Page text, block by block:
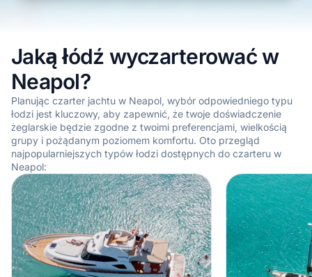
Jaką łódź wyczarterować w
Neapol?
Planując czarter jachtu w Neapol, wybór odpowiedniego typu
łodzi jest kluczowy, aby zapewnić, że twoje doświadczenie
żeglarskie będzie zgodne z twoimi preferencjami, wielkością
grupy i pożądanym poziomem komfortu. Oto przegląd
najpopularniejszych typów łodzi dostępnych do czarteru w
Neapol: